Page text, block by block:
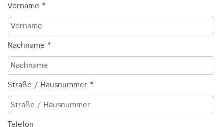
Vorname *
Nachname *
Straße / Hausnummer *
Telefon